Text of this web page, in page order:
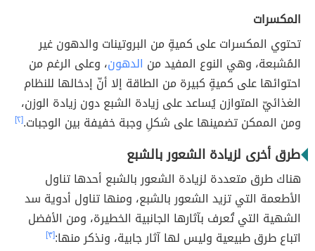
المكسرات
تحتوي المكسرات على كميةٍ من البروتينات والدهون غير
المُشبعة، وهي النوع المفيد من الدهون، وعلى الرغم من
احتوائها على كميةٍ كبيرة من الطاقة إلا أنّ إدخالها للنظام
الغذائيّ المتوازن يُساعد على زيادة الشبع دون زيادة الوزن،
ومن الممكن تضمينها على شكلِ وجبة خفيفة بين الوجبات.[٢]
طرق أخرى لزيادة الشعور بالشبع
هناك طرق متعددة لزيادة الشعور بالشبع أحدها تناول
الأطعمة التي تزيد الشعور بالشبع، ومنها تناول أدوية سد
الشهية التي تُعرف بآثارها الجانبية الخطيرة، ومن الأفضل
اتباع طرق طبيعية وليس لها آثار جابية، ونذكر منها:[٣]